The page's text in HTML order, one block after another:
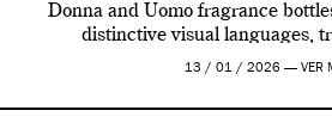
Donna and Uomo fragrance
distinctive visual languages,
emblematic design into a
13 / 01 / 2026 — VER